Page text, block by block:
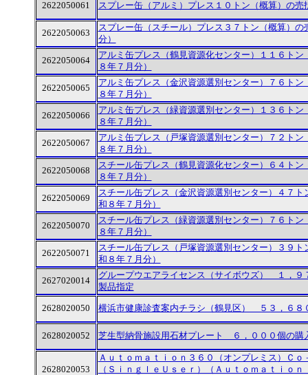
2622050061 スプレー缶（アルミ）プレス１０トン（概算）の売
2622050063
スプレー缶（スチール）プレス３７トン（概算）の
分）
2622050064
アルミ缶プレス（鶴見資源化センター）１１６トン
８年７月分）
2622050065
アルミ缶プレス（金沢資源選別センター）７６トン
８年７月分）
2622050066
アルミ缶プレス（緑資源選別センター）１３６トン
８年７月分）
2622050067
アルミ缶プレス（戸塚資源選別センター）７２トン
８年７月分）
2622050068
スチール缶プレス（鶴見資源化センター）６４トン
８年７月分）
2622050069
スチール缶プレス（金沢資源選別センター）４７ト
和８年７月分）
2622050070
スチール缶プレス（緑資源選別センター）７６トン
８年７月分）
2622050071
スチール缶プレス（戸塚資源選別センター）３９ト
和８年７月分）
2627020014
グループウエアライセンス（サイボウズ） １，
製品指定
2628020050 横浜市健康診査案内チラシ（鶴見区） ５３，６８
2628020052 芝生型納骨施設用石材プレート ６，０００個の購
2628020053
Ａｕｔｏｍａｔｉｏｎ３６０（オンプレミス）Ｃｏ
（ＳｉｎｇｌｅＵｓｅｒ）（Ａｕｔｏｍａｔｉｏ